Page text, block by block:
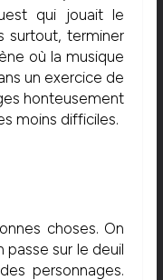
qui jouait le
surtout, terminer
où la musique
un exercice de
honteusement
moins difficiles.
choses. On
sur le deuil
personnages.